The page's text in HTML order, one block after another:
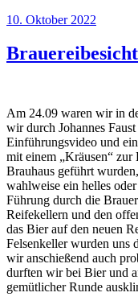
Veröffentlicht
10. Oktober 2022
Am 24.09 waren wir in
wir durch Johannes
Einführungsvideo und
mit einem „Kräusen“
Brauhaus geführt
wahlweise ein helles
Führung durch die
Reifekellern und den
das Bier auf den neuen
Felsenkeller wurden uns
wir anschießend auch
durften wir bei Bier und
gemütlicher Runde